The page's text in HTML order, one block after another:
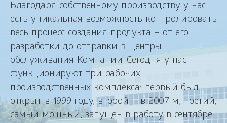
Благодаря собственному производству у нас
есть уникальная возможность контролировать
весь процесс создания продукта – от его
разработки до отправки в Центры
обслуживания Компании. Сегодня у нас
функционируют три рабочих
производственных комплекса: первый был
открыт в 1999 году, второй – в 2007-м, третий,
самый мощный, запущен в работу в сентябре